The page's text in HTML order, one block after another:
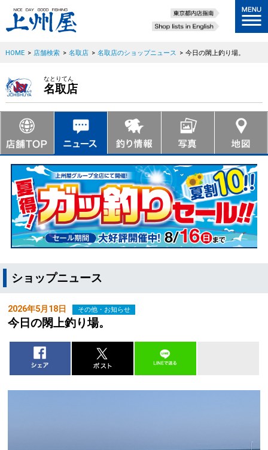
HOME > 店舗検索 > 名取店 > 名取店のショップニュース > 今日の閖上釣り場。
なとりてん
名取店
ショップニュース
2026年5月18日 その他・お知らせ
今日の閖上釣り場。